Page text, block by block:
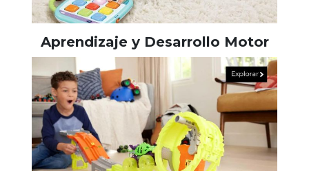
Aprendizaje y Desarrollo Motor